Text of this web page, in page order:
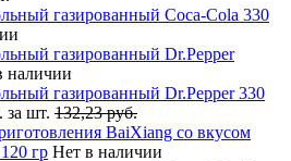
газированный Coca-Cola 330
газированный Dr.Pepper
наличии
газированный Dr.Pepper 330
за шт. 132,23 руб.
BaiXiang со вкусом
гр Нет в наличии